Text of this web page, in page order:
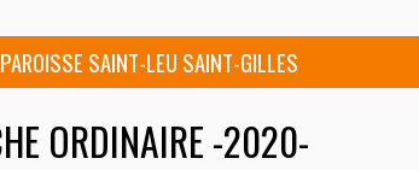
PAROISSE SAINT-LEU SAINT-GILLES
ORDINAIRE -2020-